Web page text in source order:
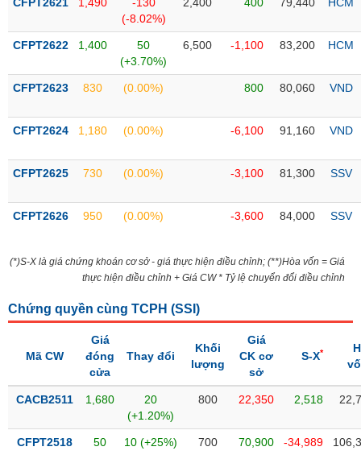
Tâm
thị
trường
(-8.02%)
CFPT2622 1,400
50
(+3.70%)
6,500 -1,100 83,200 HCM
CFPT2623 830 (0.00%) 800 80,060 VND
CFPT2624 1,180 (0.00%) -6,100 91,160 VND
CFPT2625 730 (0.00%) -3,100 81,300 SSV
CFPT2626 950 (0.00%) -3,600 84,000 SSV
(*)S-X là giá chứng khoán cơ sở - giá thực hiện điều chỉnh; (**)Hòa vốn = Giá
thực hiện điều chỉnh + Giá CW * Tỷ lệ chuyển đổi điều chỉnh
Chứng quyền cùng TCPH (SSI )
Mã CW
Giá
đóng
cửa
Thay đổi
Khối
lượng
Giá
CK cơ
sở
S-X*
CACB2511 1,680
20
(+1.20%)
800 22,350 2,518
CFPT2518 50 10 (+25%) 700 70,900 -34,989
DÙNG
THIẾT
YẾU
TIÊU
YẾU
SỨC
KHỎE